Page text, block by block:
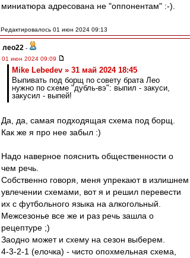
миниатюра адресована не "оппонентам" :-).
Редактировалось 01 июн 2024 09:13
лео22 -
01 июн 2024 09:09
Mike Lebedev » 31 май 2024 18:45
Выпивать под борщ по совету брата Лео
нужно по схеме "дубль-вэ": выпил - закуси,
закусил - выпей!
Да, да, самая подходящая схема под борщ.
Как же я про нее забыл :)
Надо наверное пояснить общественности о
чем речь.
Собственно говоря, меня упрекают в излишнем
увлечении схемами, вот я и решил перевести
их с футбольного языка на алкогольный.
Межсезонье все же и раз речь зашла о
рецептуре ;)
Заодно может и схему на сезон выберем.
4-3-2-1 (елочка) - чисто опохмельная схема,